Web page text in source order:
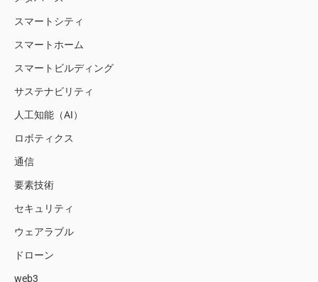
スマートシティ
スマートホーム
スマートビルディング
サステナビリティ
人工知能（AI）
ロボティクス
通信
要素技術
セキュリティ
ウェアラブル
ドローン
web3